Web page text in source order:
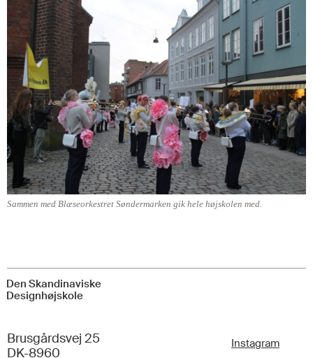
Sammen med Blæseorkestret Søndermarken gik hele højskolen med.
Den Skandinaviske
Designhøjskole
Brusgårdsvej 25
DK-8960
Instagram